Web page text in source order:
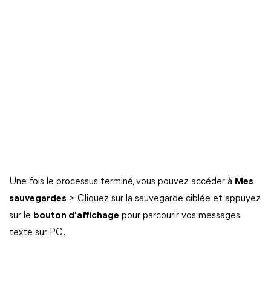
Une fois le processus terminé, vous pouvez accéder à Mes
sauvegardes > Cliquez sur la sauvegarde ciblée et appuyez
sur le bouton d'affichage pour parcourir vos messages
texte sur PC.